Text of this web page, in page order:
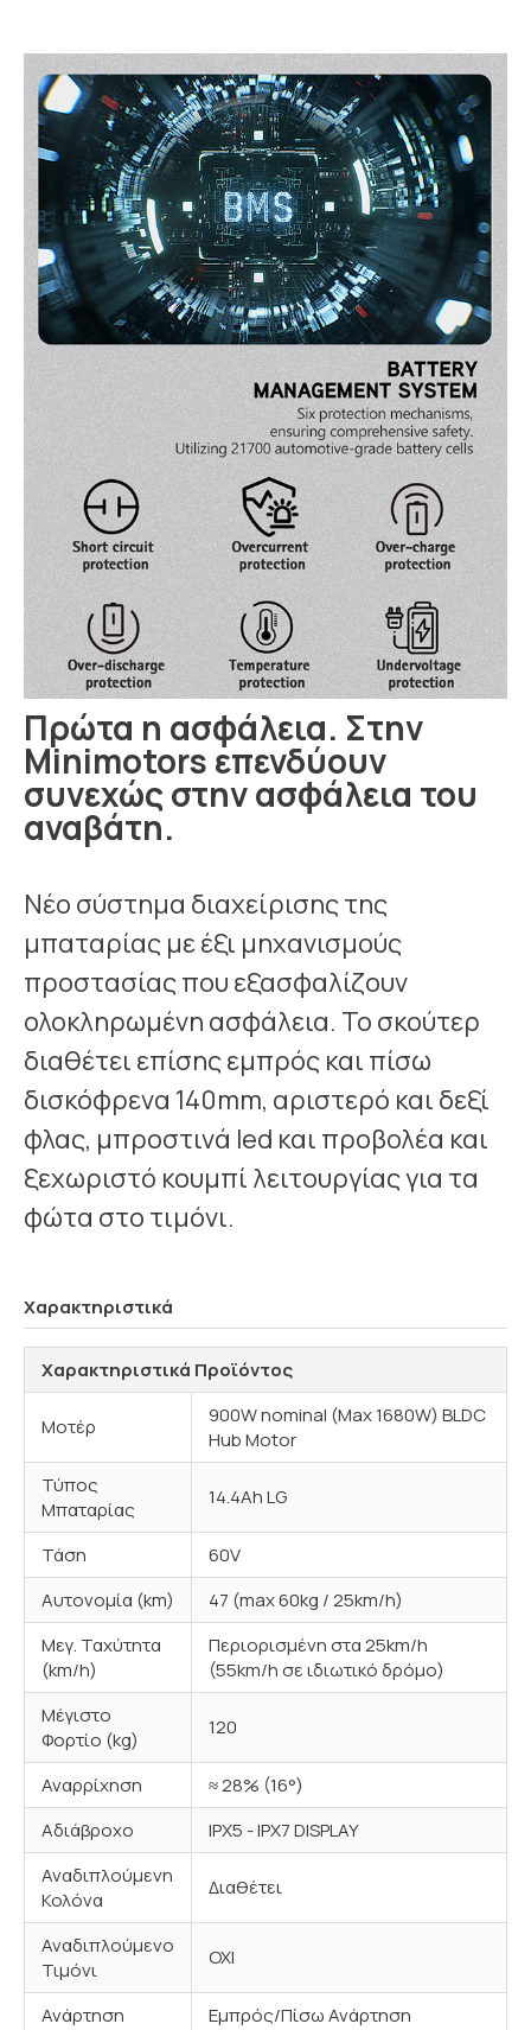
Πρώτα η ασφάλεια. Στην
Minimotors επενδύουν
συνεχώς στην ασφάλεια του
αναβάτη.
Νέο σύστημα διαχείρισης της
μπαταρίας με έξι μηχανισμούς
προστασίας που εξασφαλίζουν
ολοκληρωμένη ασφάλεια. Το σκούτερ
διαθέτει επίσης εμπρός και πίσω
δισκόφρενα 140mm, αριστερό και δεξί
φλας, μπροστινά led και προβολέα και
ξεχωριστό κουμπί λειτουργίας για τα
φώτα στο τιμόνι.
Χαρακτηριστικά
Χαρακτηριστικά Προϊόντος
Μοτέρ
900W nominal (Max 1680W) BLDC
Hub Motor
Τύπος
Μπαταρίας
14.4Ah LG
Τάση
60V
Αυτονομία (km)
47 (max 60kg / 25km/h)
Μεγ. Ταχύτητα
(km/h)
Περιορισμένη στα 25km/h
(55km/h σε ιδιωτικό δρόμο)
Μέγιστο
Φορτίο (kg)
120
Αναρρίχηση
≈ 28% (16°)
Αδιάβροχο
IPX5 - IPX7 DISPLAY
Αναδιπλούμενη
Κολόνα
Διαθέτει
Αναδιπλούμενο
Τιμόνι
ΟΧΙ
Ανάρτηση
Εμπρός/Πίσω Ανάρτηση